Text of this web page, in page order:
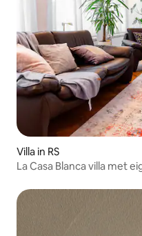
Villa in RS
La Casa Blanca villa met